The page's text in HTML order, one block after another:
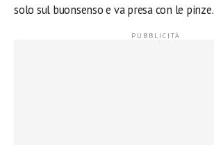
solo sul buonsenso e va presa con le pinze.